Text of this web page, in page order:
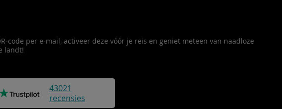
code per e-mail, activeer deze vóór je reis en geniet meteen van naadloze
landt!
43021
recensies